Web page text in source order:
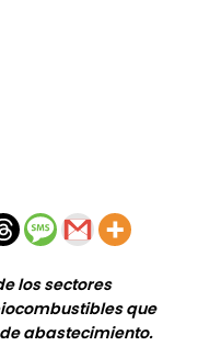
los sectores
que
abastecimiento.